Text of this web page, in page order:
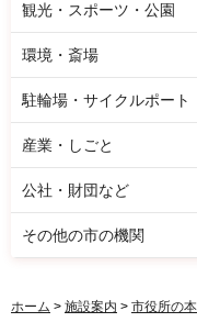
観光・スポーツ・公園
環境・斎場
駐輪場・サイクルポート
産業・しごと
公社・財団など
その他の市の機関
ホーム > 施設案内 > 市役所の